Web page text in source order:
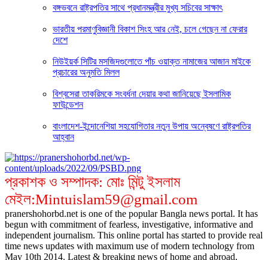
বঙ্গভবনে রাষ্ট্রপতির সাথে প্রধানমন্ত্রীর মুখ্য সচিবের সাক্ষাৎ
ভারতীয় পরমাণুবিজ্ঞানী বিকাশ সিংহ আর নেই, চলে গেছেন না ফেরার
দেশে
নিউইয়র্ক সিটির মসজিদগুলোতে পাঁচ ওয়াক্ত নামাজের আজান মাইকে
প্রচারের অনুমতি মিলল
বিশ্বসেরা তাকরিমকে সংবর্ধনা দেয়ার কথা জানিয়েছে ইসলামিক
ফাউন্ডেশন
বাংলাদেশ-ইন্দোনেশিয়া সহযোগিতার নতুন উপায় অন্বেষণে রাষ্ট্রপতির
আহ্বান
প্রকাশক ও সম্পাদক: মোঃ মিন্টু ইসলাম
মেইল:Mintuislam59@gmail.com
pranershohorbd.net is one of the popular Bangla news portal. It has
begun with commitment of fearless, investigative, informative and
independent journalism. This online portal has started to provide real
time news updates with maximum use of modern technology from
May 10th 2014. Latest & breaking news of home and abroad,